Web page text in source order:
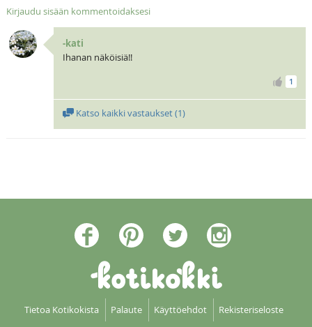
Kirjaudu sisään kommentoidaksesi
-kati
Ihanan näköisiä!!
1
Katso kaikki vastaukset (1)
Tietoa Kotikokista Palaute Käyttöehdot
Rekisteriseloste